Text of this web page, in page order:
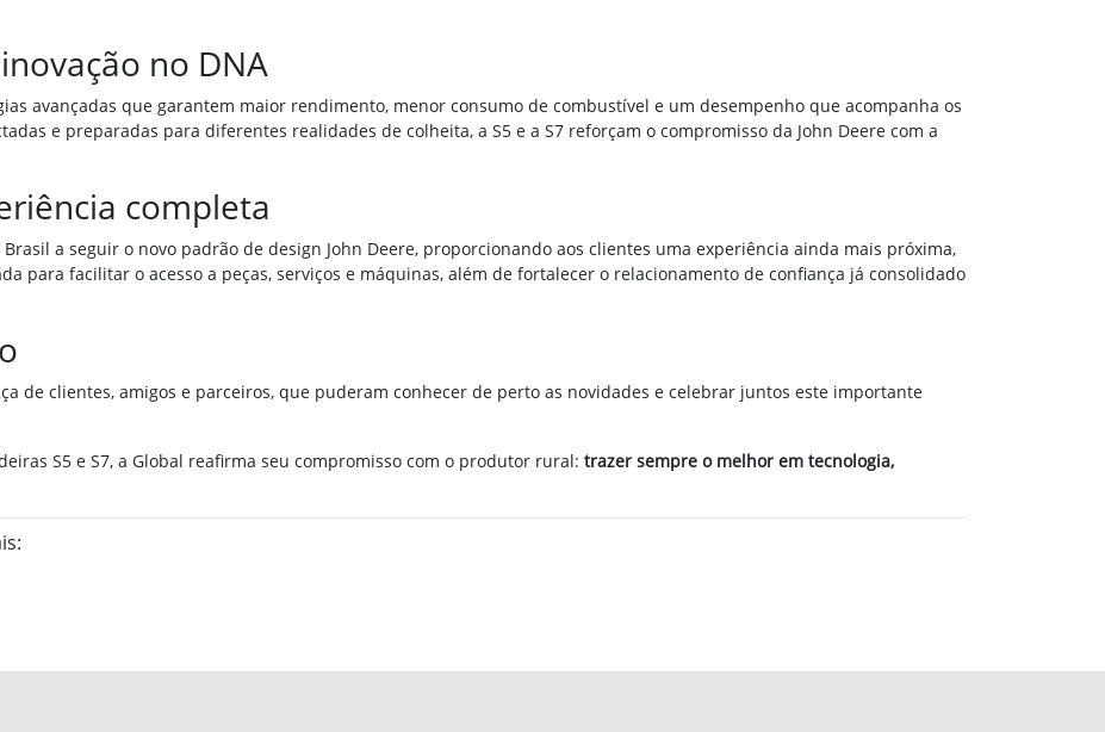
no DNA
avançadas que garantem maior rendimento, menor consumo de combustível e um desempenho que acompanha os
e preparadas para diferentes realidades de colheita, a S5 e a S7 reforçam o compromisso da John Deere com a
completa
a seguir o novo padrão de design John Deere, proporcionando aos clientes uma experiência ainda mais próxima,
para facilitar o acesso a peças, serviços e máquinas, além de fortalecer o relacionamento de confiança já consolidado
de clientes, amigos e parceiros, que puderam conhecer de perto as novidades e celebrar juntos este importante
S5 e S7, a Global reafirma seu compromisso com o produtor rural: trazer sempre o melhor em tecnologia,